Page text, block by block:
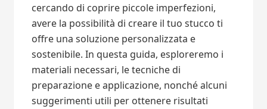
cercando di coprire piccole imperfezioni,
avere la possibilità di creare il tuo stucco ti
offre una soluzione personalizzata e
sostenibile. In questa guida, esploreremo i
materiali necessari, le tecniche di
preparazione e applicazione, nonché alcuni
suggerimenti utili per ottenere risultati